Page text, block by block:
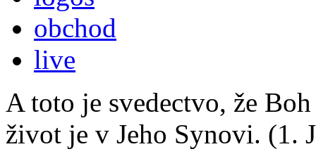
obchod
live
A toto je svedectvo, že
život je v Jeho Synovi. (1.